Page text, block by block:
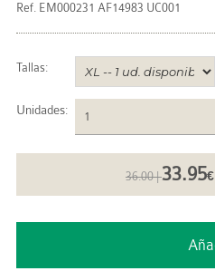
Ref. EM000231 AF14983 UC001
Tallas:
Unidades:
36.00 |33.95€